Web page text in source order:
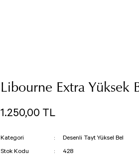
Libourne Extra Yüksek
1.250,00 TL
Kategori
Desenli Tayt Yüksel Bel
Stok Kodu
428